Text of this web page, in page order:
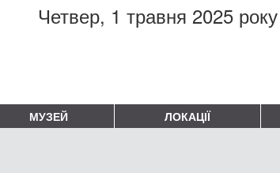
Четвер, 1 травня 2025 року
МУЗЕЙ ЛОКАЦІЇ